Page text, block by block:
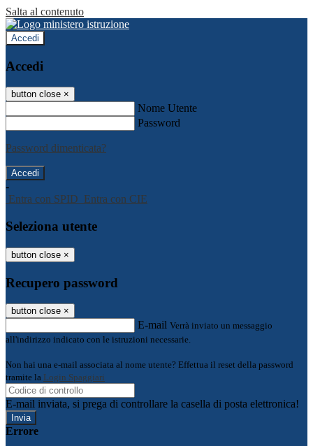
Salta al contenuto
Accedi
Accedi
button close ×
Nome Utente
Password
Password dimenticata?
-
Entra con SPID Entra con CIE
Seleziona utente
button close ×
Recupero password
button close ×
E-mail Verrà inviato un messaggio
all'indirizzo indicato con le istruzioni necessarie.
Non hai una e-mail associata al nome utente? Effettua il reset della password
tramite la Login Spaggiari
E-mail inviata, si prega di controllare la casella di posta elettronica!
Errore